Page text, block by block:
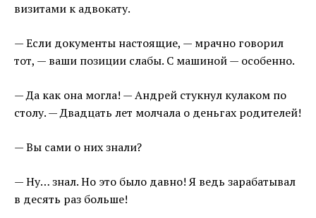
визитами к адвокату.
— Если документы настоящие, — мрачно говорил
тот, — ваши позиции слабы. С машиной — особенно.
— Да как она могла! — Андрей стукнул кулаком по
столу. — Двадцать лет молчала о деньгах родителей!
— Вы сами о них знали?
— Ну… знал. Но это было давно! Я ведь зарабатывал
в десять раз больше!